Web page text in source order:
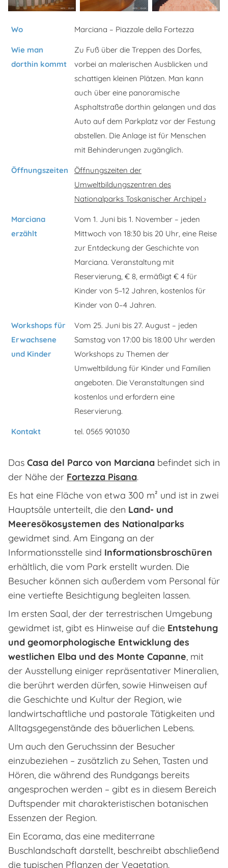
Wo Marciana – Piazzale della Fortezza
Wie man
dorthin kommt
Zu Fuß über die Treppen des Dorfes,
vorbei an malerischen Ausblicken und
schattigen kleinen Plätzen. Man kann
auch über eine panoramische
Asphaltstraße dorthin gelangen und das
Auto auf dem Parkplatz vor der Festung
abstellen. Die Anlage ist für Menschen
mit Behinderungen zugänglich.
Öffnungszeiten
Öffnungszeiten der
Umweltbildungszentren des
Nationalparks Toskanischer Archipel ›
Marciana
erzählt
Vom 1. Juni bis 1. November – jeden
Mittwoch von 18:30 bis 20 Uhr, eine Reise
zur Entdeckung der Geschichte von
Marciana. Veranstaltung mit
Reservierung, € 8, ermäßigt € 4 für
Kinder von 5–12 Jahren, kostenlos für
Kinder von 0–4 Jahren.
Workshops für
Erwachsene
und Kinder
Vom 25. Juni bis 27. August – jeden
Samstag von 17:00 bis 18:00 Uhr werden
Workshops zu Themen der
Umweltbildung für Kinder und Familien
angeboten. Die Veranstaltungen sind
kostenlos und erfordern eine
Reservierung.
Kontakt tel. 0565 901030
Das Casa del Parco von Marciana befindet sich in
der Nähe der Fortezza Pisana.
Es hat eine Fläche von etwa 300 m² und ist in zwei
Hauptsäle unterteilt, die den Land- und
Meeresökosystemen des Nationalparks
gewidmet sind. Am Eingang an der
Informationsstelle sind Informationsbroschüren
erhältlich, die vom Park erstellt wurden. Die
Besucher können sich außerdem vom Personal für
eine vertiefte Besichtigung begleiten lassen.
Im ersten Saal, der der terrestrischen Umgebung
gewidmet ist, gibt es Hinweise auf die Entstehung
und geomorphologische Entwicklung des
westlichen Elba und des Monte Capanne, mit
der Ausstellung einiger repräsentativer Mineralien,
die berührt werden dürfen, sowie Hinweisen auf
die Geschichte und Kultur der Region, wie
landwirtschaftliche und pastorale Tätigkeiten und
Alltagsgegenstände des bäuerlichen Lebens.
Um auch den Geruchssinn der Besucher
einzubeziehen – zusätzlich zu Sehen, Tasten und
Hören, die während des Rundgangs bereits
angesprochen werden – gibt es in diesem Bereich
Duftspender mit charakteristischen botanischen
Essenzen der Region.
Ein Ecorama, das eine mediterrane
Buschlandschaft darstellt, beschreibt abschließend
die typischen Pflanzen der Vegetation.